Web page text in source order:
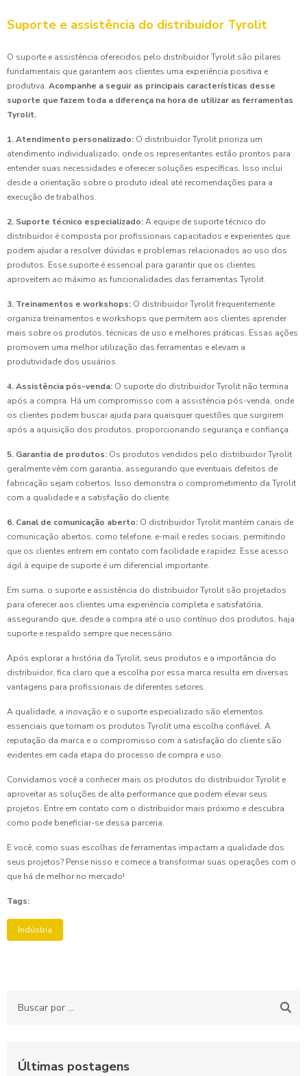
Suporte e assistência do distribuidor Tyrolit
O suporte e assistência oferecidos pelo distribuidor Tyrolit são pilares
fundamentais que garantem aos clientes uma experiência positiva e
produtiva. Acompanhe a seguir as principais características desse
suporte que fazem toda a diferença na hora de utilizar as ferramentas
Tyrolit.
1. Atendimento personalizado: O distribuidor Tyrolit prioriza um
atendimento individualizado, onde os representantes estão prontos para
entender suas necessidades e oferecer soluções específicas. Isso inclui
desde a orientação sobre o produto ideal até recomendações para a
execução de trabalhos.
2. Suporte técnico especializado:A equipe de suporte técnico do
distribuidor é composta por profissionais capacitados e experientes que
podem ajudar a resolver dúvidas e problemas relacionados ao uso dos
produtos. Esse suporte é essencial para garantir que os clientes
aproveitem ao máximo as funcionalidades das ferramentas Tyrolit.
3. Treinamentos e workshops: O distribuidor Tyrolit frequentemente
organiza treinamentos e workshops que permitem aos clientes aprender
mais sobre os produtos, técnicas de uso e melhores práticas. Essas ações
promovem uma melhor utilização das ferramentas e elevam a
produtividade dos usuários.
4. Assistência pós-venda: O suporte do distribuidor Tyrolit não termina
após a compra. Há um compromisso com a assistência pós-venda, onde
os clientes podem buscar ajuda para quaisquer questões que surgirem
após a aquisição dos produtos, proporcionando segurança e confiança.
5. Garantia de produtos: Os produtos vendidos pelo distribuidor Tyrolit
geralmente vêm com garantia, assegurando que eventuais defeitos de
fabricação sejam cobertos. Isso demonstra o comprometimento da Tyrolit
com a qualidade e a satisfação do cliente.
6. Canal de comunicação aberto: O distribuidor Tyrolit mantém canais de
comunicação abertos, como telefone, e-mail e redes sociais, permitindo
que os clientes entrem em contato com facilidade e rapidez. Esse acesso
ágil à equipe de suporte é um diferencial importante.
Em suma, o suporte e assistência do distribuidor Tyrolit são projetados
para oferecer aos clientes uma experiência completa e satisfatória,
assegurando que, desde a compra até o uso contínuo dos produtos, haja
suporte e respaldo sempre que necessário.
Após explorar a história da Tyrolit, seus produtos e a importância do
distribuidor, fica claro que a escolha por essa marca resulta em diversas
vantagens para profissionais de diferentes setores.
A qualidade, a inovação e o suporte especializado são elementos
essenciais que tornam os produtos Tyrolit uma escolha confiável. A
reputação da marca e o compromisso com a satisfação do cliente são
evidentes em cada etapa do processo de compra e uso.
Convidamos você a conhecer mais os produtos do distribuidor Tyrolit e
aproveitar as soluções de alta performance que podem elevar seus
projetos. Entre em contato com o distribuidor mais próximo e descubra
como pode beneficiar-se dessa parceria.
E você, como suas escolhas de ferramentas impactam a qualidade dos
seus projetos? Pense nisso e comece a transformar suas operações com o
que há de melhor no mercado!
Tags:
Indústria
Últimas postagens